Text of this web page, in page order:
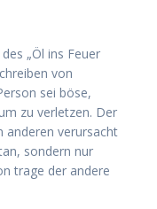
„Öl ins Feuer
von
sei böse,
zu verletzen. Der
anderen verursacht
sondern nur
trage der andere